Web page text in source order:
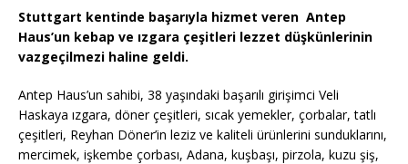
c
e
b
o
o
it
te
r
at
s
A
p
p
ss
a
g
e
p
Li
n
k
le
Stuttgart kentinde başarıyla hizmet veren Antep
Haus’un kebap ve ızgara çeşitleri lezzet düşkünlerinin
vazgeçilmezi haline geldi.
Antep Haus’un sahibi, 38 yaşındaki başarılı girişimci Veli
Haskaya ızgara, döner çeşitleri, sıcak yemekler, çorbalar, tatlı
çeşitleri, Reyhan Döner’in leziz ve kaliteli ürünlerini sunduklarını,
mercimek, işkembe çorbası, Adana, kuşbaşı, pirzola, kuzu şiş,